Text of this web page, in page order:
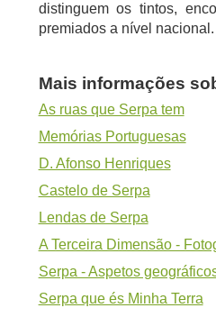
distinguem os tintos,
premiados a nível nacional.
Mais informações
As ruas que Serpa tem
Memórias Portuguesas
D. Afonso Henriques
Castelo de Serpa
Lendas de Serpa
A Terceira Dimensão -
Serpa - Aspetos
Serpa que és Minha Terra